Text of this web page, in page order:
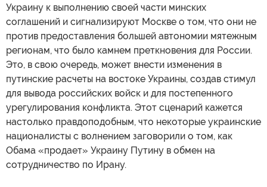
Украину к выполнению своей части минских
соглашений и сигнализируют Москве о том, что они не
против предоставления большей автономии мятежным
регионам, что было камнем преткновения для России.
Это, в свою очередь, может внести изменения в
путинские расчеты на востоке Украины, создав стимул
для вывода российских войск и для постепенного
урегулирования конфликта. Этот сценарий кажется
настолько правдоподобным, что некоторые украинские
националисты с волнением заговорили о том, как
Обама «продает» Украину Путину в обмен на
сотрудничество по Ирану.